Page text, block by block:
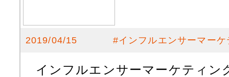
2019/04/15 #インフルエンサーマー
インフルエンサーマーケティン